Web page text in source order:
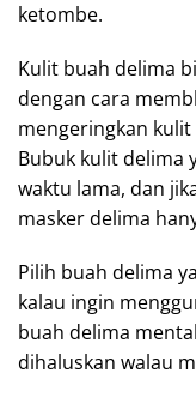
ketombe.
Kulit buah delima
dengan cara
mengeringkan
Bubuk kulit delima
waktu lama, dan
masker delima
Pilih buah delima
kalau ingin
buah delima
dihaluskan walau